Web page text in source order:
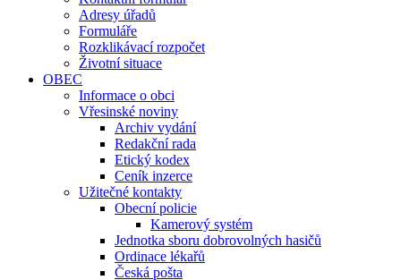
Adresy úřadů
Formuláře
Rozklikávací rozpočet
Životní situace
OBEC
Informace o obci
Vřesinské noviny
Archiv vydání
Redakční rada
Etický kodex
Ceník inzerce
Užitečné kontakty
Obecní policie
Kamerový systém
Jednotka sboru dobrovolných hasičů
Ordinace lékařů
Česká pošta